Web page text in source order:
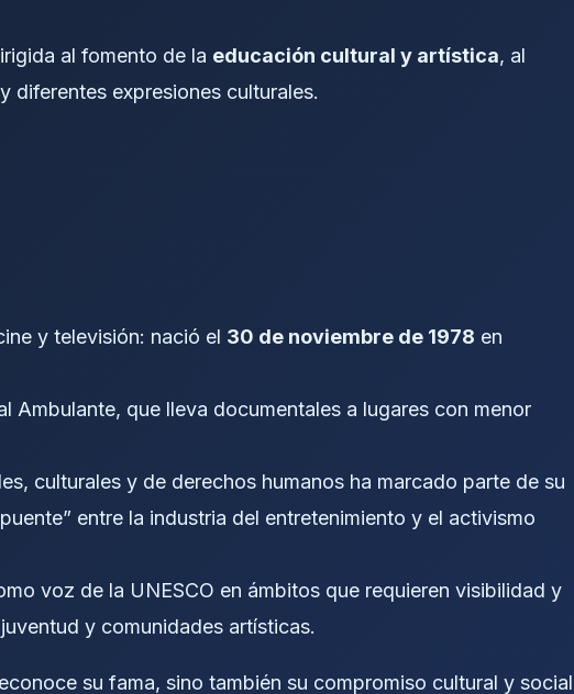
al fomento de la educación cultural y artística, al
diferentes expresiones culturales.
y televisión: nació el 30 de noviembre de 1978 en
Ambulante, que lleva documentales a lugares con menor
culturales y de derechos humanos ha marcado parte de su
entre la industria del entretenimiento y el activismo
voz de la UNESCO en ámbitos que requieren visibilidad y
y comunidades artísticas.
su fama, sino también su compromiso cultural y